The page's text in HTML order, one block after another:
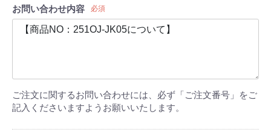
お問い合わせ内容 必須
ご注文に関するお問い合わせには、必ず「ご注文番号」をご
記入くださいますようお願いいたします。